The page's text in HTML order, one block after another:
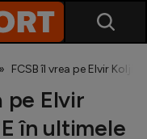
FCSB îl vrea pe Elvir
pe Elvir
în ultimele